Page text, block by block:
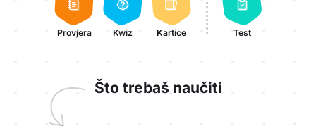
Provjera Kwiz Kartice Test
Što trebaš naučiti